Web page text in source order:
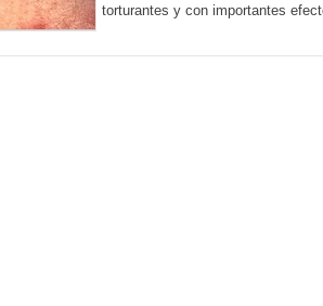
torturantes y con importantes